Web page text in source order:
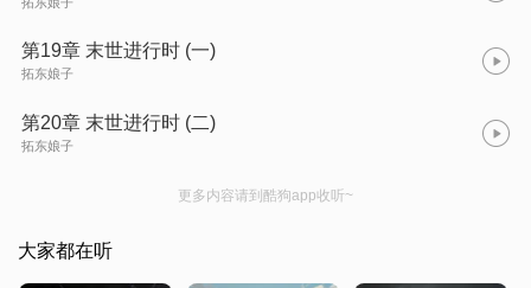
第19章 末世进行时 (一)
拓东娘子
第20章 末世进行时 (二)
拓东娘子
更多内容请到酷狗app收听~
大家都在听